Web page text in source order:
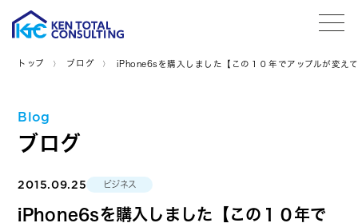
トップ ブログ iPhone6sを購入しました【この１０年でアップルが変え
Blog
ブログ
2015.09.25 ビジネス
iPhone6sを購入しました【この１０年で